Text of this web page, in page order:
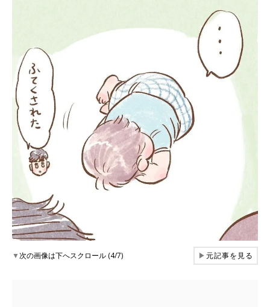
▼次の画像は下へスクロール (4/7) ▶元記事を見る